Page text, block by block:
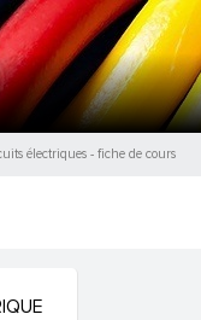
électriques - fiche de cours